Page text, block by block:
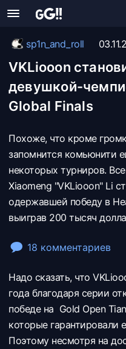
sp1n_and_roll
VKLiooon
девушкой-
Global Finals
Похоже, что кроме
запомнится комьюнити
некоторых турниров.
Xiaomeng "VKLiooon" Li
одержавшей победу в
выиграв 200 тысяч
18 комментариев
Надо сказать, что
года благодаря серии
победе на Gold Open
которые гарантировали
Поэтому несмотря на